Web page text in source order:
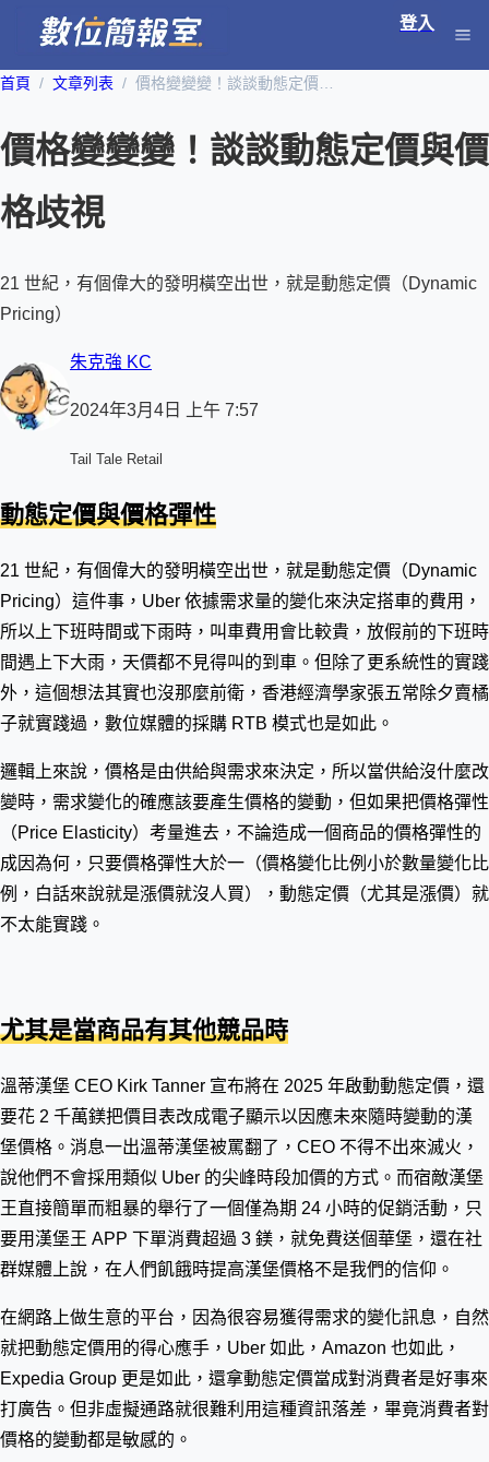
登入
首頁 文章列表
價格變變變！談談動態定價與價
格歧視
21 世紀，有個偉大的發明橫空出世，就是動態定價（Dynamic
Pricing）
朱克強 KC
2024年3月4日 上午 7:57
Tail Tale Retail
動態定價與價格彈性
21 世紀，有個偉大的發明橫空出世，就是動態定價（Dynamic
Pricing）這件事，Uber 依據需求量的變化來決定搭車的費用，
所以上下班時間或下雨時，叫車費用會比較貴，放假前的下班時
間遇上下大雨，天價都不見得叫的到車。但除了更系統性的實踐
外，這個想法其實也沒那麼前衛，香港經濟學家張五常除夕賣橘
子就實踐過，數位媒體的採購 RTB 模式也是如此。
邏輯上來說，價格是由供給與需求來決定，所以當供給沒什麼改
變時，需求變化的確應該要產生價格的變動，但如果把價格彈性
（Price Elasticity）考量進去，不論造成一個商品的價格彈性的
成因為何，只要價格彈性大於一（價格變化比例小於數量變化比
例，白話來說就是漲價就沒人買），動態定價（尤其是漲價）就
不太能實踐。
尤其是當商品有其他競品時
溫蒂漢堡 CEO Kirk Tanner 宣布將在 2025 年啟動動態定價，還
要花 2 千萬鎂把價目表改成電子顯示以因應未來隨時變動的漢
堡價格。消息一出溫蒂漢堡被罵翻了，CEO 不得不出來滅火，
說他們不會採用類似 Uber 的尖峰時段加價的方式。而宿敵漢堡
王直接簡單而粗暴的舉行了一個僅為期 24 小時的促銷活動，只
要用漢堡王 APP 下單消費超過 3 鎂，就免費送個華堡，還在社
群媒體上說，在人們飢餓時提高漢堡價格不是我們的信仰。
在網路上做生意的平台，因為很容易獲得需求的變化訊息，自然
就把動態定價用的得心應手，Uber 如此，Amazon 也如此，
Expedia Group 更是如此，還拿動態定價當成對消費者是好事來
打廣告。但非虛擬通路就很難利用這種資訊落差，畢竟消費者對
價格的變動都是敏感的。